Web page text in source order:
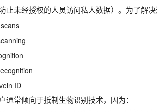
止未经授权的人员访问私人数据）。为了解
ID
通常倾向于抵制生物识别技术，因为：